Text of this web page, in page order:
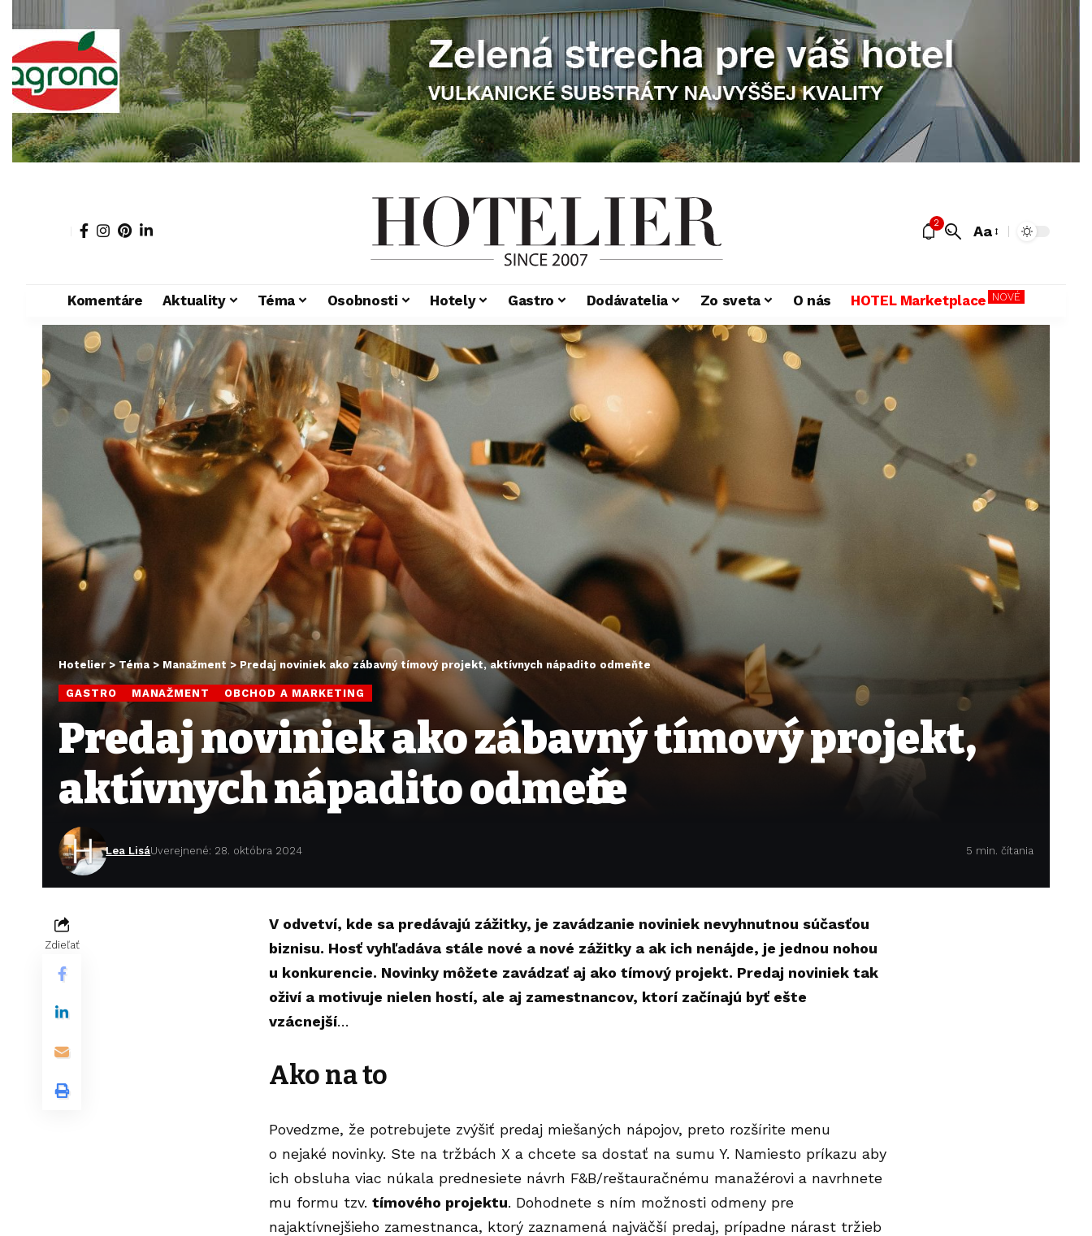
2 Aa
Komentáre Aktuality Téma Osobnosti Hotely Gastro Dodávatelia Zo sveta O nás HOTEL Marketplace NOVÉ
Hotelier> Téma > Manažment > Predaj noviniek ako zábavný tímový projekt, aktívnych nápadito odmeňte
GASTRO MANAŽMENT OBCHOD A MARKETING
Predaj noviniek ako zábavný tímový projekt,
aktívnych nápadito odmeňte
Lea LisáUverejnené: 28. októbra 2024 5 min. čítania
Zdieľať
V odvetví, kde sa predávajú zážitky, je zavádzanie noviniek nevyhnutnou súčasťou
biznisu. Hosť vyhľadáva stále nové a nové zážitky a ak ich nenájde, je jednou nohou
u konkurencie. Novinky môžete zavádzať aj ako tímový projekt. Predaj noviniek tak
oživí a motivuje nielen hostí, ale aj zamestnancov, ktorí začínajú byť ešte
vzácnejší…
Ako nato
Povedzme, že potrebujete zvýšiť predaj miešaných nápojov, preto rozšírite menu
o nejaké novinky. Ste na tržbách X a chcete sa dostať na sumu Y. Namiesto príkazu aby
ich obsluha viac núkala prednesiete návrh F&B/reštauračnému manažérovi a navrhnete
mu formu tzv. tímového projektu. Dohodnete s ním možnosti odmeny pre
najaktívnejšieho zamestnanca, ktorý zaznamená najväčší predaj, prípadne nárast tržieb